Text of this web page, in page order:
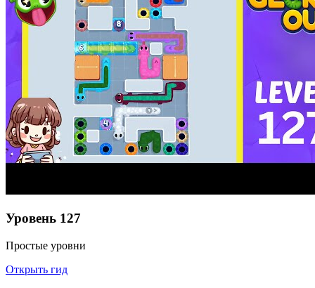
Уровень 127
Простые уровни
Открыть гид